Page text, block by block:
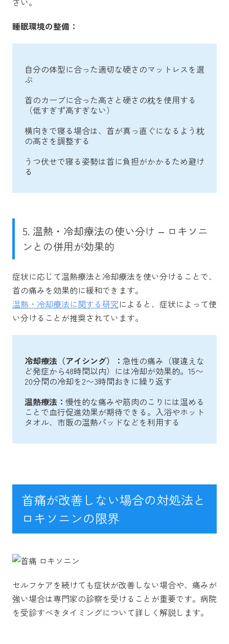
睡眠環境の整備：
自分の体型に合った適切な硬さのマットレスを選
ぶ
首のカーブに合った高さと硬さの枕を使用する
（低すぎず高すぎない）
横向きで寝る場合は、首が真っ直ぐになるよう枕
の高さを調整する
うつ伏せで寝る姿勢は首に負担がかかるため避け
る
5. 温熱・冷却療法の使い分け – ロキソニ
ンとの併用が効果的
症状に応じて温熱療法と冷却療法を使い分けることで、
首の痛みを効果的に緩和できます。
温熱・冷却療法に関する研究によると、症状によって使
い分けることが推奨されています。
冷却療法（アイシング）： 急性の痛み（寝違えな
ど発症から48時間以内）には冷却が効果的。15〜
20分間の冷却を2〜3時間おきに繰り返す
温熱療法： 慢性的な痛みや筋肉のこりには温める
ことで血行促進効果が期待できる。入浴やホット
タオル、市販の温熱パッドなどを利用する
首痛が改善しない場合の対処法と
ロキソニンの限界
セルフケアを続けても症状が改善しない場合や、痛みが
強い場合は専門家の診察を受けることが重要です。病院
を受診すべきタイミングについて詳しく解説します。